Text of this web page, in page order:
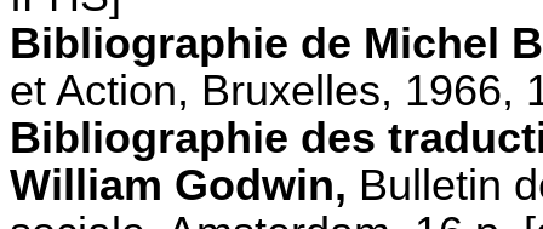
Bibliographie de Michel
et Action, Bruxelles, 1966,
Bibliographie des
William Godwin, Bulletin